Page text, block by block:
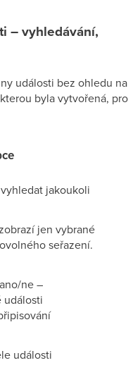
– vyhledávání,
události bez ohledu na
byla vytvořená, pro
jakoukoli
jen vybrané
seřazení.
ne –
události
události